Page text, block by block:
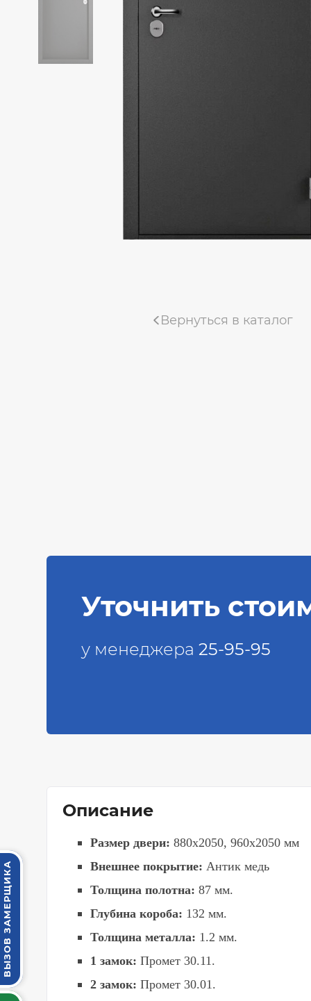
ВЫЗОВ ЗАМЕРЩИКА
Фабрика «Uberture»
Коллекция «Катунь»
Uberture коллекция «TAMBURAT Light»
Вернуться в каталог
Уточнить
у менеджера 25-95-95
Описание
Размер двери: 880х2050, 960х2050 мм
Внешнее покрытие: Антик медь
Толщина полотна: 87 мм.
Глубина короба: 132 мм.
Толщина металла: 1.2 мм.
1 замок: Промет 30.11.
2 замок: Промет 30.01.